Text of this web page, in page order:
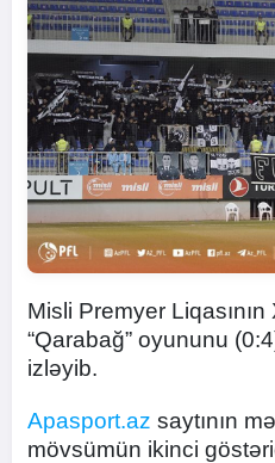
Misli Premyer
“Qarabağ” oyununu
izləyib.
Apasport.az saytının
mövsümün ikinci